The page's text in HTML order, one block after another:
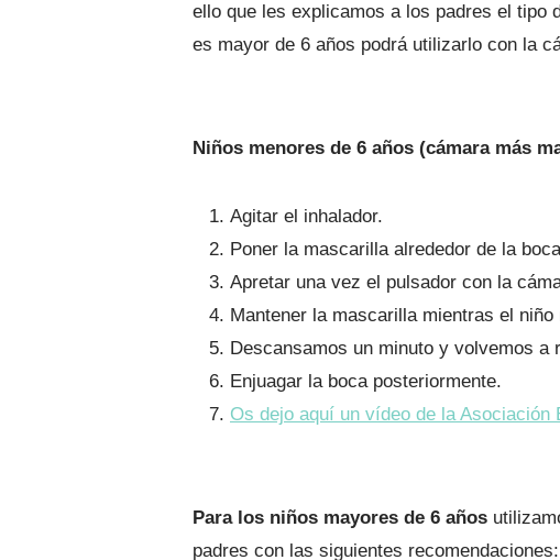
ello que les explicamos a los padres el tipo
es mayor de 6 años podrá utilizarlo con la
Niños menores de 6 años (cámara más
Agitar el inhalador.
Poner la mascarilla alrededor de la
Apretar una vez el pulsador con la
Mantener la mascarilla mientras el
Descansamos un minuto y volvemos a
Enjuagar la boca posteriormente.
Os dejo aquí un vídeo de la
Para los niños mayores de 6 años
padres con las siguientes recomendaciones: